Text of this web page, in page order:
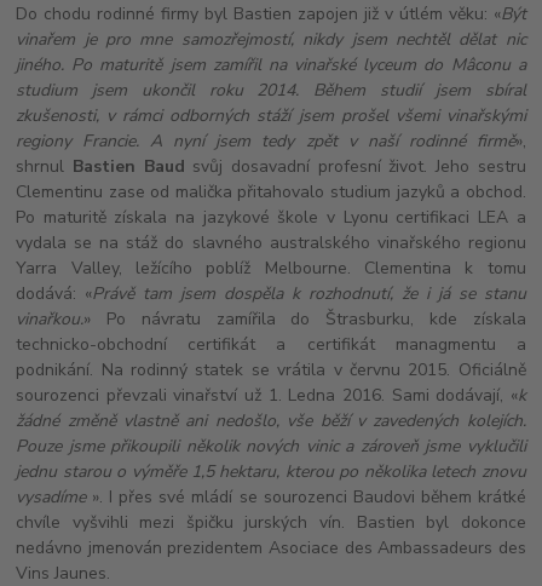
Do chodu rodinné firmy byl Bastien zapojen již v útlém věku: «Být
vinařem je pro mne samozřejmostí, nikdy jsem nechtěl dělat nic
jiného. Po maturitě jsem zamířil na vinařské lyceum do Mâconu a
studium jsem ukončil roku 2014. Během studií jsem sbíral
zkušenosti, v rámci odborných stáží jsem prošel všemi vinařskými
regiony Francie. A nyní jsem tedy zpět v naší rodinné firmě»,
shrnul Bastien Baud svůj dosavadní profesní život. Jeho sestru
Clementinu zase od malička přitahovalo studium jazyků a obchod.
Po maturitě získala na jazykové škole v Lyonu certifikaci LEA a
vydala se na stáž do slavného australského vinařského regionu
Yarra Valley, ležícího poblíž Melbourne. Clementina k tomu
dodává: «Právě tam jsem dospěla k rozhodnutí, že i já se stanu
vinařkou.» Po návratu zamířila do Štrasburku, kde získala
technicko-obchodní certifikát a certifikát managmentu a
podnikání. Na rodinný statek se vrátila v červnu 2015. Oficiálně
sourozenci převzali vinařství už 1. Ledna 2016. Sami dodávají, «k
žádné změně vlastně ani nedošlo, vše běží v zavedených kolejích.
Pouze jsme přikoupili několik nových vinic a zároveň jsme vyklučili
jednu starou o výměře 1,5 hektaru, kterou po několika letech znovu
vysadíme ». I přes své mládí se sourozenci Baudovi během krátké
chvíle vyšvihli mezi špičku jurských vín. Bastien byl dokonce
nedávno jmenován prezidentem Asociace des Ambassadeurs des
Vins Jaunes.